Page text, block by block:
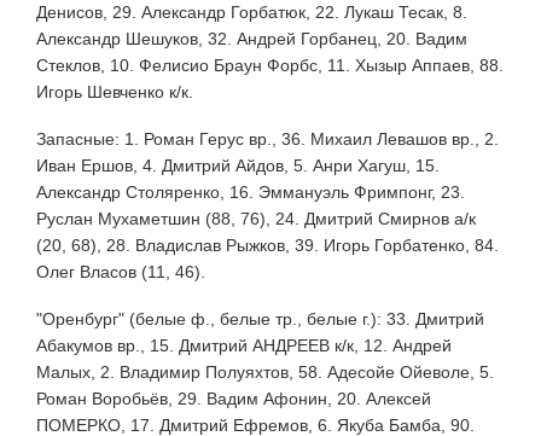
Денисов, 29. Александр Горбатюк, 22. Лукаш Тесак, 8.
Александр Шешуков, 32. Андрей Горбанец, 20. Вадим
Стеклов, 10. Фелисио Браун Форбс, 11. Хызыр Аппаев, 88.
Игорь Шевченко к/к.
Запасные: 1. Роман Герус вр., 36. Михаил Левашов вр., 2.
Иван Ершов, 4. Дмитрий Айдов, 5. Анри Хагуш, 15.
Александр Столяренко, 16. Эммануэль Фримпонг, 23.
Руслан Мухаметшин (88, 76), 24. Дмитрий Смирнов а/к
(20, 68), 28. Владислав Рыжков, 39. Игорь Горбатенко, 84.
Олег Власов (11, 46).
"Оренбург" (белые ф., белые тр., белые г.): 33. Дмитрий
Абакумов вр., 15. Дмитрий АНДРЕЕВ к/к, 12. Андрей
Малых, 2. Владимир Полуяхтов, 58. Адесойе Ойеволе, 5.
Роман Воробьёв, 29. Вадим Афонин, 20. Алексей
ПОМЕРКО, 17. Дмитрий Ефремов, 6. Якуба Бамба, 90.